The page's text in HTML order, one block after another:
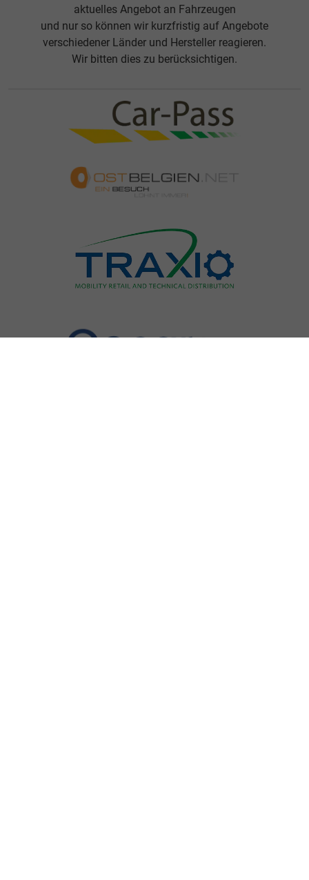
aktuelles Angebot an Fahrzeugen
und nur so können wir kurzfristig auf Angebote
verschiedener Länder und Hersteller reagieren.
Wir bitten dies zu berücksichtigen.